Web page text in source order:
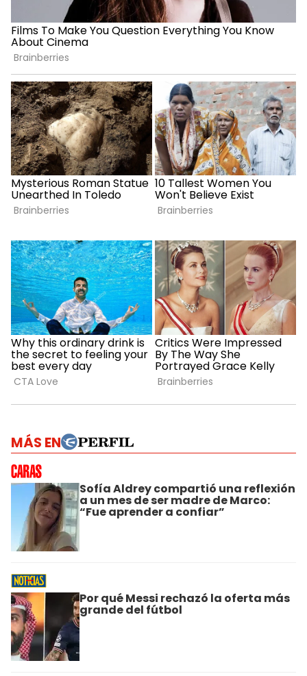
MÁS EN
Sofía Aldrey compartió una reflexión
a un mes de ser madre de Marco:
“Fue aprender a confiar”
Por qué Messi rechazó la oferta más
grande del fútbol